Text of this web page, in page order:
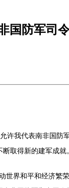
国防军司
我代表南非国防
取得新的建军成
界和平和经济繁荣